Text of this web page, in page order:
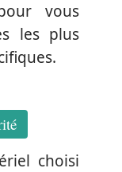
vous
les plus
choisi